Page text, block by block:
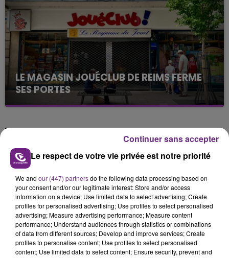
présente.
LE MAGASIN JOUÉCLUB DE REIMS FERME
SES PORTES
C'était l'une des institutions du centre-ville
fermer ses portes.
13h01
13h01
Le respect de votre vie privée est notre priorité
We and our (447) partnersdo the following data processing based on
your consent and/or our legitimate interest: Store and/or access
information on a device; Use limited data to select advertising; Create
profiles for personalised advertising; Use profiles to select personalised
advertising; Measure advertising performance; Measure content
performance; Understand audiences through statistics or combinations
of data from different sources; Develop and improve services; Create
profiles to personalise content; Use profiles to select personalised
content; Use limited data to select content; Ensure security, prevent and
Continuer sans accepter